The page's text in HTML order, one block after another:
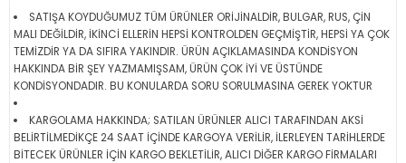
SATIŞA KOYDUĞUMUZ TÜM ÜRÜNLER ORİJİNALDİR, BULGAR, RUS, ÇİN
MALI DEĞİLDİR, İKİNCİ ELLERİN HEPSİ KONTROLDEN GEÇMİŞTİR, HEPSİ YA ÇOK
TEMİZDİR YA DA SIFIRA YAKINDIR. ÜRÜN AÇIKLAMASINDA KONDİSYON
HAKKINDA BİR ŞEY YAZMAMIŞSAM, ÜRÜN ÇOK İYİ VE ÜSTÜNDE
KONDİSYONDADIR. BU KONULARDA SORU SORULMASINA GEREK YOKTUR
KARGOLAMA HAKKINDA; SATILAN ÜRÜNLER ALICI TARAFINDAN AKSİ
BELİRTİLMEDİKÇE 24 SAAT İÇİNDE KARGOYA VERİLİR, İLERLEYEN TARİHLERDE
BİTECEK ÜRÜNLER İÇİN KARGO BEKLETİLİR, ALICI DİĞER KARGO FİRMALARI